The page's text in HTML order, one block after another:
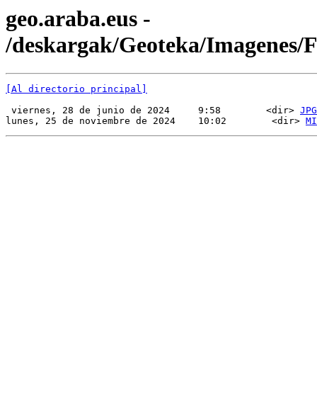
geo.araba.eus -
/deskargak/Geoteka/Imagenes/
[Al directorio principal]
viernes, 28 de junio de 2024     9:58        <dir> JPG
lunes, 25 de noviembre de 2024    10:02        <dir>